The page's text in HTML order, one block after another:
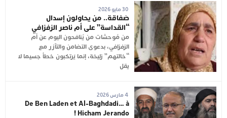
30 مايو 2026
صَفاقة.. من يحاولون إسدال
“القداسة” على أم ناصر الزفزافي
من مُوحشات من يُنافحون اليوم عن أم
الزفزافي، بدعوى التضامن والتآزر مع
“خالتهم” زليخة، إنما يَرتكبون خطأ جسيما لا
يقل
4 مارس 2026
De Ben Laden et Al-Baghdadi… à
Hicham Jerando !